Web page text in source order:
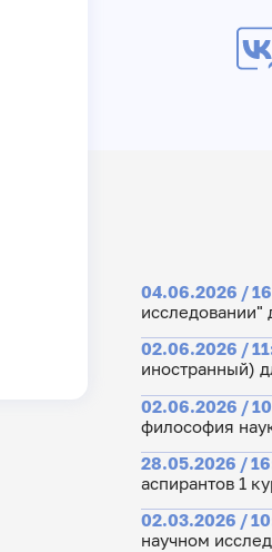
04.06.2026 /
исследовании"
02.06.2026 /
иностранный)
02.06.2026 /
философия
28.05.2026 /
аспирантов 1
02.03.2026 /
научном